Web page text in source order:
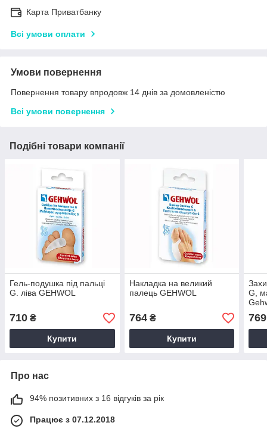
Карта Приватбанку
Всі умови оплати
Умови повернення
Повернення товару впродовж 14 днів за домовленістю
Всі умови повернення
Подібні товари компанії
Гель-подушка під пальці
G. ліва GEHWOL
710 ₴
Купити
Накладка на великий
палець GEHWOL
764₴
Купити
G,
769
Про нас
94% позитивних з 16 відгуків за рік
Працює з 07.12.2018